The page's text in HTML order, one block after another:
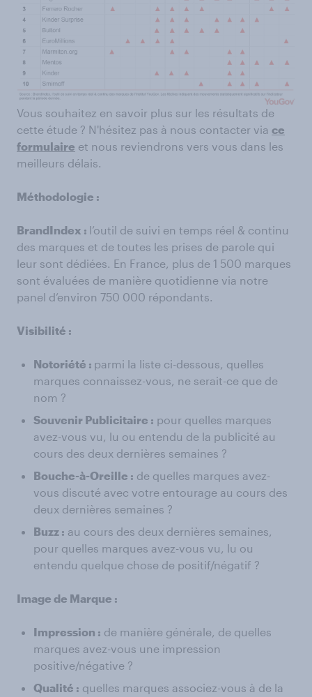
Vous souhaitez en savoir plus sur les résultats de
cette étude ? N'hésitez pas à nous contacter via ce
formulaire et nous reviendrons vers vous dans les
meilleurs délais.
Méthodologie :
BrandIndex : l’outil de suivi en temps réel & continu
des marques et de toutes les prises de parole qui
leur sont dédiées. En France, plus de 1 500 marques
sont évaluées de manière quotidienne via notre
panel d’environ 750 000 répondants.
Visibilité :
Notoriété : parmi la liste ci-dessous, quelles
marques connaissez-vous, ne serait-ce que de
nom ?
Souvenir Publicitaire : pour quelles marques
avez-vous vu, lu ou entendu de la publicité au
cours des deux dernières semaines ?
Bouche-à-Oreille : de quelles marques avez-
vous discuté avec votre entourage au cours des
deux dernières semaines ?
Buzz : au cours des deux dernières semaines,
pour quelles marques avez-vous vu, lu ou
entendu quelque chose de positif/négatif ?
Image de Marque :
Impression : de manière générale, de quelles
marques avez-vous une impression
positive/négative ?
Qualité : quelles marques associez-vous à de la